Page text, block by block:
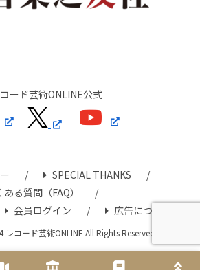
ード芸術ONLINE公式
SPECIAL THANKS
ある質問（FAQ）
会員ログイン 広告について
コード芸術ONLINE All Rights Reserved.